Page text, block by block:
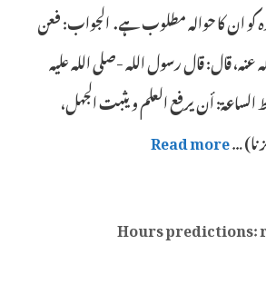
کو ان کا حوالہ مطلوب ہے. الجواب: فعن
قال: قال رسول الله -صلى الله عليه
أن يرفع العلم ويثبت الجهل،
…
Read more
Hours predictions: